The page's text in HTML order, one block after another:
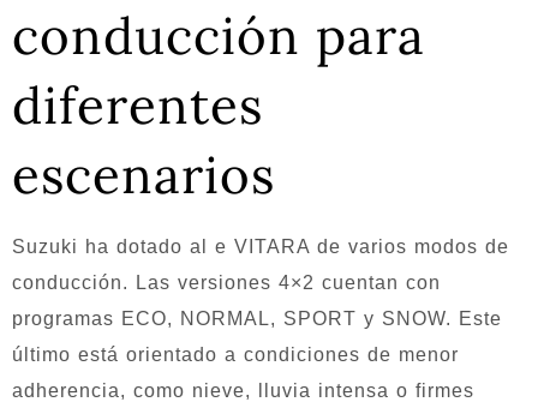
conducción para
diferentes
escenarios
Suzuki ha dotado al e VITARA de varios modos de
conducción. Las versiones 4×2 cuentan con
programas ECO, NORMAL, SPORT y SNOW. Este
último está orientado a condiciones de menor
adherencia, como nieve, lluvia intensa o firmes